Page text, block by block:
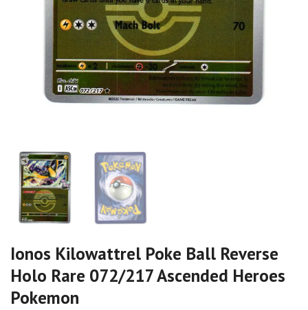
Ionos Kilowattrel Poke Ball Reverse
Holo Rare 072/217 Ascended Heroes
Pokemon